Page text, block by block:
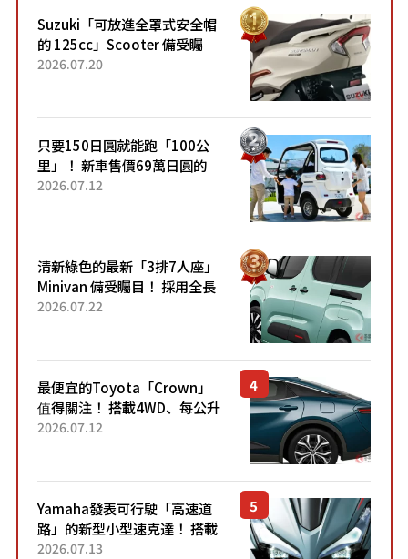
Suzuki「可放進全罩式安全帽
的 125cc」Scooter 備受矚
目！採用全新流線設計與各項
2026.07.20
只要150日圓就能跑「100公
里」！ 新車售價69萬日圓的
「3人座」Trike大受歡迎！ 順
2026.07.12
清新綠色的最新「3排7人座」
Minivan 備受矚目！ 採用全長
4.7公尺剛剛好的車身尺寸與
2026.07.22
最便宜的Toyota「Crown」
值得關注！ 搭載4WD、每公升
22.4公里低油耗表現超亮眼！
2026.07.12
Yamaha發表可行駛「高速道
路」的新型小型速克達！ 搭載
能享受超強勁「渦輪感」的動
2026.07.13